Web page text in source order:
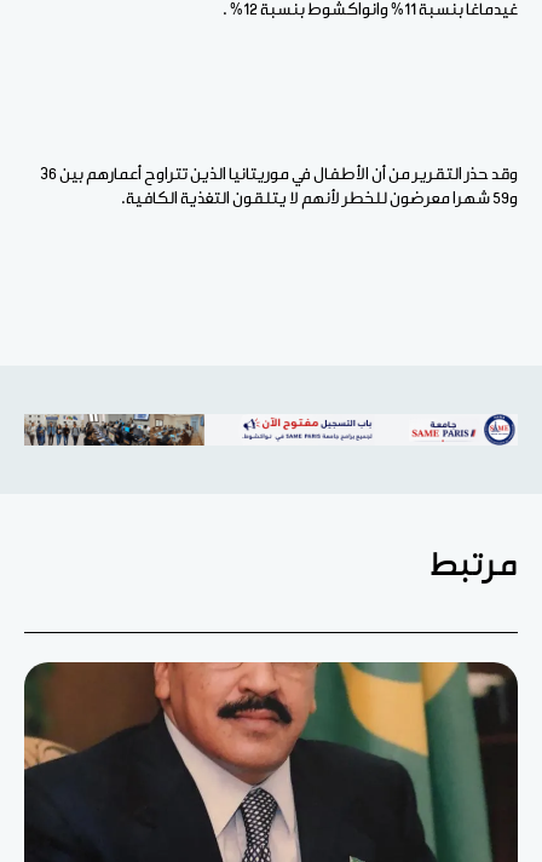
غيدماغا بنسبة 11٪ وانواكشوط بنسبة 12٪ .
وقد حذر التقرير من أن الأطفال في موريتانيا الذين تتراوح أعمارهم بين 36
و59 شهرا معرضون للخطر لأنهم لا يتلقون التغذية الكافية.
مرتبط